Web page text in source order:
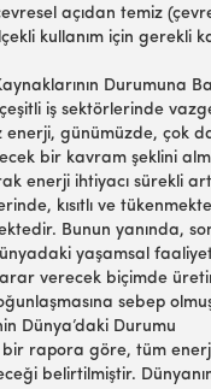
açıdan temiz
kullanım için gerekli
Durumuna
iş sektörlerinde
günümüzde, çok
bir kavram şeklini
enerji ihtiyacı sürekli
kısıtlı ve
Bunun yanında,
yaşamsal
verecek biçimde
sebep
Dünya’daki Durumu
bir rapora göre, tüm
belirtilmiştir.